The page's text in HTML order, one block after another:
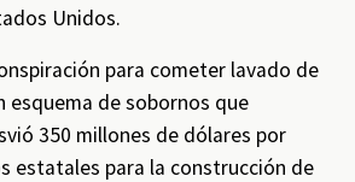
Unidos.
para cometer lavado de
esquema de sobornos que
350 millones de dólares por
estatales para la construcción de